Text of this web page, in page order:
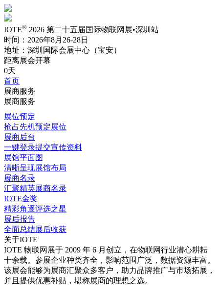
IOTE® 2026 第二十五届国际物联网展•深圳站
时间：2026年8月26-28日
地址：深圳国际会展中心（宝安）
距离展会开幕
0天
首页
展商服务
展商服务
展位预定
抢占先机预定展位
展商后台
一键登录提交宣传资料
展馆平面图
清晰呈现展馆布局
展商名录
汇聚精英展商名录
IOTE金奖
精彩角逐评选之星
展后报告
全面总结展后收获
关于IOTE
IOTE 物联网展于 2009 年 6 月创立，在物联网行业潜心耕耘
十余载。参展企业种类齐全，影响范围广泛，数据资源丰富。
该展会能够为展商汇聚众多客户，助力品牌推广与市场拓展，
并且提供优惠补贴，堪称展商的理想之选。